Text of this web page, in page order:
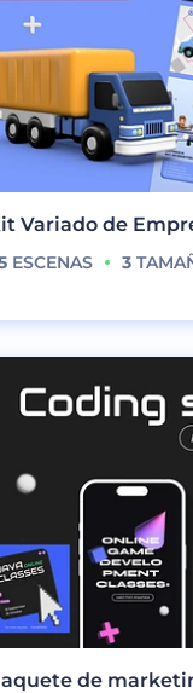
Variado de
ESCENAS 3
de